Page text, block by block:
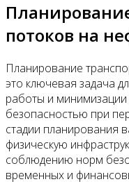
потоков на
Планирование
это ключевая задача
работы и минимизации
безопасностью при
стадии планирования
физическую
соблюдению норм
временных и